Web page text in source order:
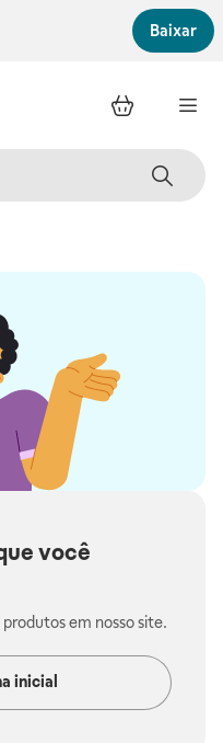
Baixar
você
em nosso site.
inicial